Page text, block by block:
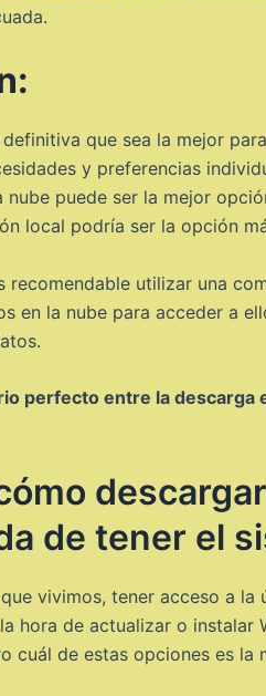
que sea la mejor
y preferencias
nube puede ser la mejor
local podría ser la opción
recomendable utilizar una
en la nube para acceder a
perfecto entre la
de tener el
vivimos, tener acceso a
hora de actualizar o instalar
cuál de estas opciones es